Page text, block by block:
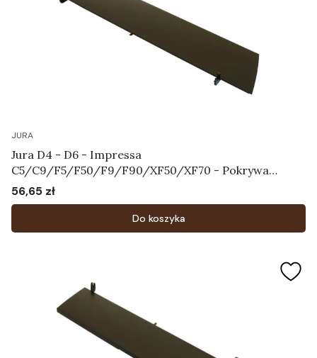
JURA
Jura D4 - D6 - Impressa
C5/C9/F5/F50/F9/F90/XF50/XF70 - Pokrywa
zbiornika na ziarna kawy Art.61827
Cena
56,65 zł
Do koszyka